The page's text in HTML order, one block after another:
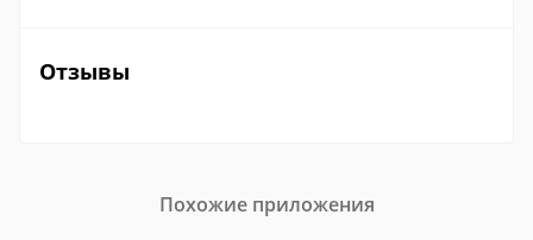
Отзывы
Похожие приложения